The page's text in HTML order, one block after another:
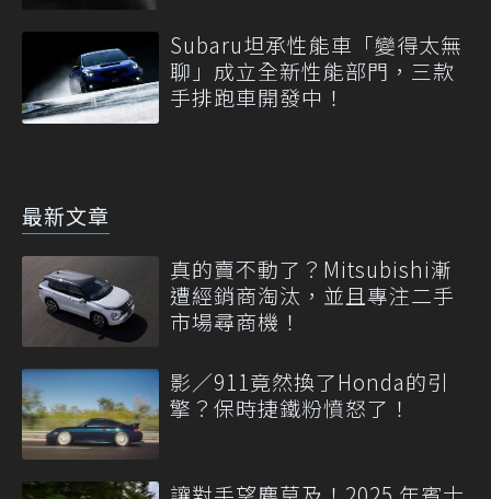
Subaru坦承性能車「變得太無
聊」成立全新性能部門，三款
手排跑車開發中！
最新文章
真的賣不動了？Mitsubishi漸
遭經銷商淘汰，並且專注二手
市場尋商機！
影／911竟然換了Honda的引
擎？保時捷鐵粉憤怒了！